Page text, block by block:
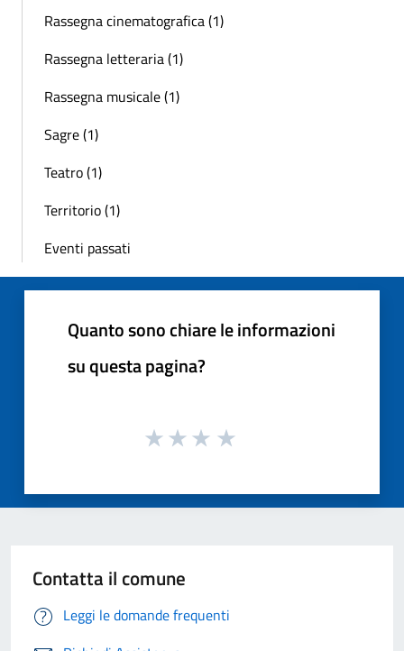
Rassegna cinematografica (1)
Rassegna letteraria (1)
Rassegna musicale (1)
Sagre (1)
Teatro (1)
Territorio (1)
Eventi passati
Quanto sono chiare le informazioni
su questa pagina?
Contatta il comune
Leggi le domande frequenti